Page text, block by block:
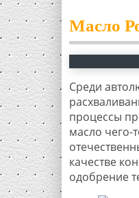
Масло
Среди
процессы
масло чего-
качестве
одобрение